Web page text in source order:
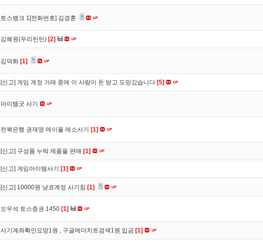
토스뱅크 1[전화번호] 김경훈
김혜원(우리틴틴) [2]
김덕화 [1]
[신고] 게임 계정 거래 중에 이 사람이 돈 받고 도망갔습니다 [5]
아이템굿 사기
전북은행 권재영 메이플 메소사기 [1]
[신고] 구성품 누락 제품을 판매 [1]
[신고] 게임아이템사기 [1]
[신고] 10000원 냥코계정 사기침 [1]
오우석 토스증권 1450 [1]
사기계좌확인요망1원 , 구글에더치트검색1원 입금 [1]